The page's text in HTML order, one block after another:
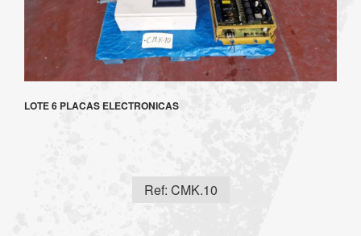
LOTE 6 PLACAS ELECTRONICAS
Ref: CMK.10